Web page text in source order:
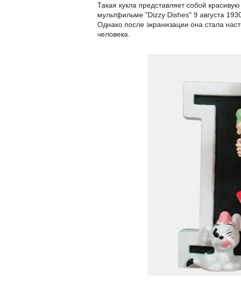
Такая кукла представляет собой
мультфильме "Dizzy Dishes" 9 августа
Однако после экранизации она стала
человека.